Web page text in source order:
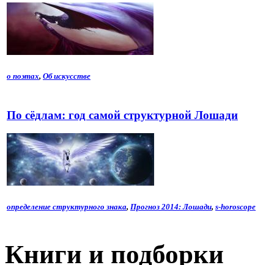
о поэтах, Об искусстве
По сёдлам: год самой структурной Лошади
определение структурного знака, Прогноз 2014: Лошади, s-horoscope
Книги и подборки